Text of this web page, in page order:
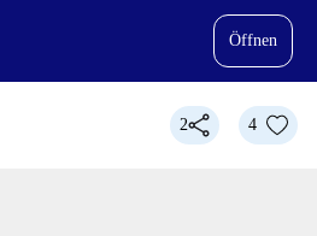
Öffnen
2 4